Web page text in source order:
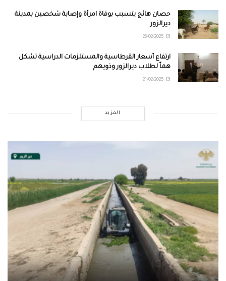
حصان هائج يتسبب بوفاة امرأة وإصابة شخصين بمدينة
ديرالزور
ارتفاع أسعار القرطاسية والمستلزمات الدراسية تشكل
هماً لطلاب ديرالزور وذويهم
المزيد